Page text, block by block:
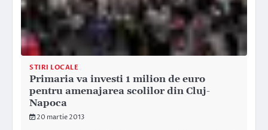
STIRI LOCALE
Primaria va investi 1 milion de euro
pentru amenajarea scolilor din Cluj-
Napoca
20 martie 2013